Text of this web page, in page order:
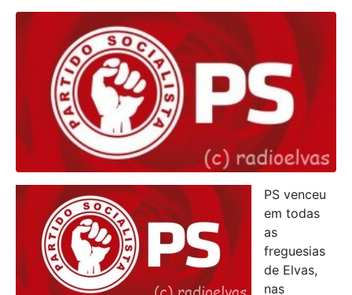
PS venceu
em todas
as
freguesias
de Elvas,
nas